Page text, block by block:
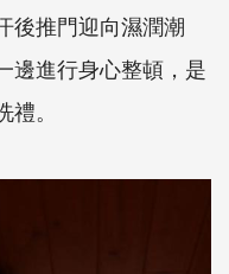
後推門迎向濕潤潮
邊進行身心整頓，是
。